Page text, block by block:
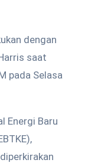
dengan
saat
pada Selasa
Energi Baru